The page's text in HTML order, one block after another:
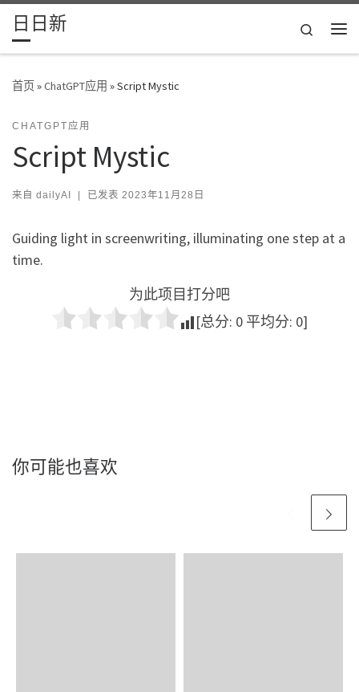
Skip to content
日日新
Search
首页»ChatGPT应用 »Script Mystic
CHATGPT应用
Script Mystic
来自 dailyAI | 已发表 2023年11月28日
Guiding light in screenwriting, illuminating one step at a
time.
为此项目打分吧
[总分: 0 平均分: 0]
你可能也喜欢